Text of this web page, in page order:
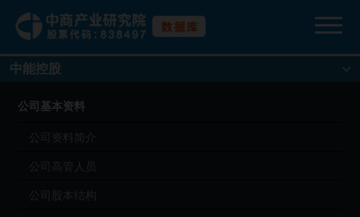
中能控股
公司基本资料
公司资料简介
公司高管人员
公司股本结构